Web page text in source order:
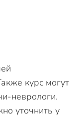
курс могут
неврологи.
уточнить у